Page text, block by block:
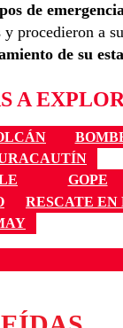
de
y procedieron a
de su
A
GOPE
RESCATE EN
moderados para